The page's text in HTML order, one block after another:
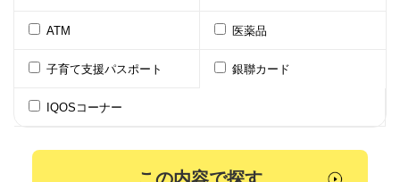
ATM 医薬品
子育て支援パスポート 銀聯カード
IQOSコーナー